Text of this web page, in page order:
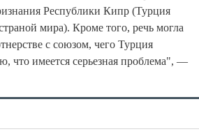
Республики Кипр (Турция
мира). Кроме того, речь могла
с союзом, чего Турция
что имеется серьезная проблема", —